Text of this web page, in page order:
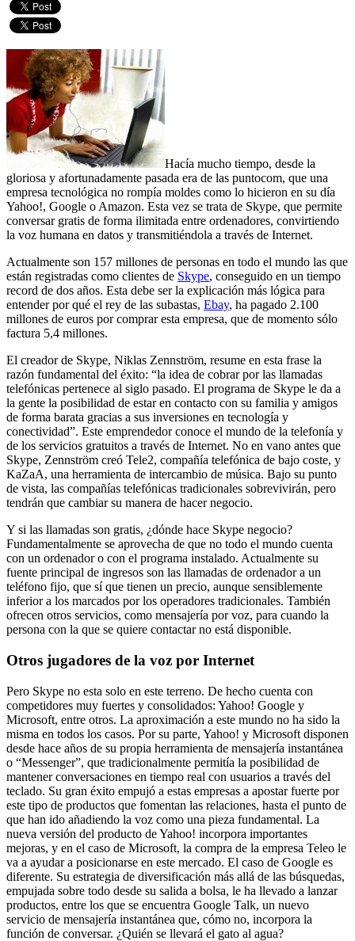
Hacía mucho tiempo, desde la
gloriosa y afortunadamente pasada era de las puntocom, que una
empresa tecnológica no rompía moldes como lo hicieron en su día
Yahoo!, Google o Amazon. Esta vez se trata de Skype, que permite
conversar gratis de forma ilimitada entre ordenadores, convirtiendo
la voz humana en datos y transmitiéndola a través de Internet.
Actualmente son 157 millones de personas en todo el mundo las que
están registradas como clientes de Skype, conseguido en un tiempo
record de dos años. Esta debe ser la explicación más lógica para
entender por qué el rey de las subastas, Ebay, ha pagado 2.100
millones de euros por comprar esta empresa, que de momento sólo
factura 5,4 millones.
El creador de Skype, Niklas Zennström, resume en esta frase la
razón fundamental del éxito: “la idea de cobrar por las llamadas
telefónicas pertenece al siglo pasado. El programa de Skype le da a
la gente la posibilidad de estar en contacto con su familia y amigos
de forma barata gracias a sus inversiones en tecnología y
conectividad”. Este emprendedor conoce el mundo de la telefonía y
de los servicios gratuitos a través de Internet. No en vano antes que
Skype, Zennström creó Tele2, compañía telefónica de bajo coste, y
KaZaA, una herramienta de intercambio de música. Bajo su punto
de vista, las compañías telefónicas tradicionales sobrevivirán, pero
tendrán que cambiar su manera de hacer negocio.
Y si las llamadas son gratis, ¿dónde hace Skype negocio?
Fundamentalmente se aprovecha de que no todo el mundo cuenta
con un ordenador o con el programa instalado. Actualmente su
fuente principal de ingresos son las llamadas de ordenador a un
teléfono fijo, que sí que tienen un precio, aunque sensiblemente
inferior a los marcados por los operadores tradicionales. También
ofrecen otros servicios, como mensajería por voz, para cuando la
persona con la que se quiere contactar no está disponible.
Otros jugadores de la voz por Internet
Pero Skype no esta solo en este terreno. De hecho cuenta con
competidores muy fuertes y consolidados: Yahoo! Google y
Microsoft, entre otros. La aproximación a este mundo no ha sido la
misma en todos los casos. Por su parte, Yahoo! y Microsoft disponen
desde hace años de su propia herramienta de mensajería instantánea
o “Messenger”, que tradicionalmente permitía la posibilidad de
mantener conversaciones en tiempo real con usuarios a través del
teclado. Su gran éxito empujó a estas empresas a apostar fuerte por
este tipo de productos que fomentan las relaciones, hasta el punto de
que han ido añadiendo la voz como una pieza fundamental. La
nueva versión del producto de Yahoo! incorpora importantes
mejoras, y en el caso de Microsoft, la compra de la empresa Teleo le
va a ayudar a posicionarse en este mercado. El caso de Google es
diferente. Su estrategia de diversificación más allá de las búsquedas,
empujada sobre todo desde su salida a bolsa, le ha llevado a lanzar
productos, entre los que se encuentra Google Talk, un nuevo
servicio de mensajería instantánea que, cómo no, incorpora la
función de conversar. ¿Quién se llevará el gato al agua?